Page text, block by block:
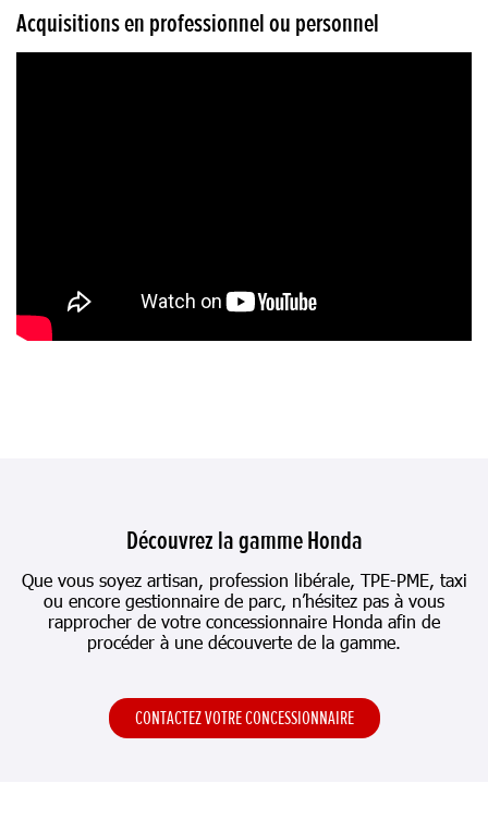
Acquisitions en professionnel ou personnel
Découvrez la gamme Honda
Que vous soyez artisan, profession libérale, TPE-PME, taxi
ou encore gestionnaire de parc, n’hésitez pas à vous
rapprocher de votre concessionnaire Honda afin de
procéder à une découverte de la gamme.
CONTACTEZ VOTRE CONCESSIONNAIRE